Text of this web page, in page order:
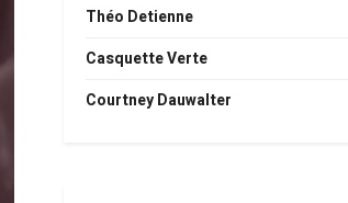
Théo Detienne
Casquette Verte
Courtney Dauwalter